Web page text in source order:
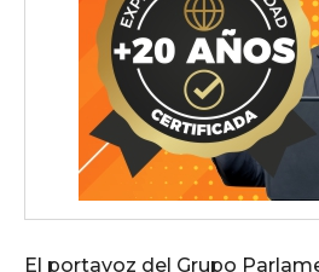
El portavoz del Grupo